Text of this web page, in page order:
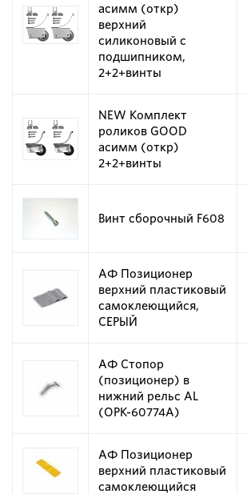
асимм (откр)
верхний
силиконовый с
подшипником,
2+2+винты
NEW Комплект
роликов GOOD
асимм (откр)
2+2+винты
Винт сборочный F608
АФ Позиционер
верхний пластиковый
самоклеющийся,
СЕРЫЙ
АФ Стопор
(позиционер) в
нижний рельс AL
(OPK-60774A)
АФ Позиционер
верхний пластиковый
самоклеющийся